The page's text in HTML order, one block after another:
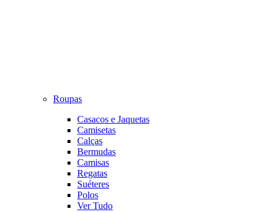
Roupas
Casacos e Jaquetas
Camisetas
Calças
Bermudas
Camisas
Regatas
Suéteres
Polos
Ver Tudo